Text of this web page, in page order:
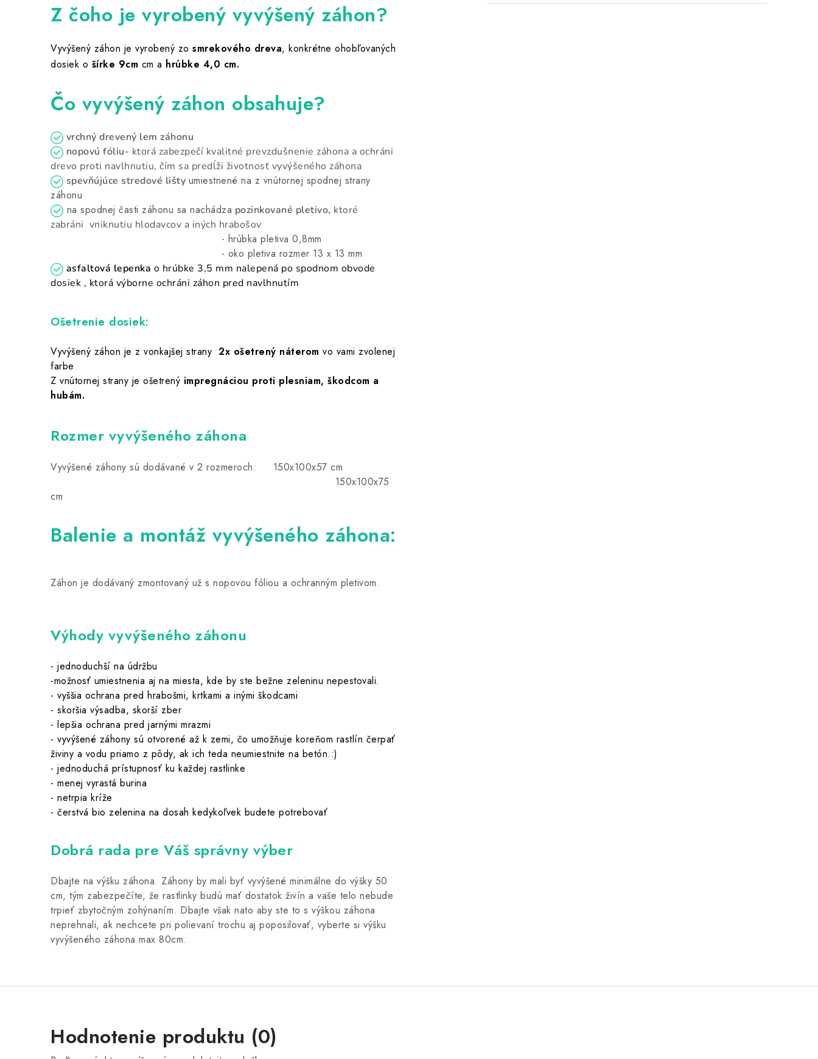
Z čoho je vyrobený vyvýšený záhon?
Vyvýšený záhon je vyrobený zo smrekového dreva, konkrétne ohobľovaných
dosiek o šírke 9cm cm a hrúbke 4,0 cm.
Čo vyvýšený záhon obsahuje?
vrchný drevený lem záhonu
nopovú fóliu- ktorá zabezpečí kvalitné prevzdušnenie záhona a ochráni
drevo proti navlhnutiu, čím sa predĺži životnosť vyvýšeného záhona
spevňújúce stredové lišty umiestnené na z vnútornej spodnej strany
záhonu
na spodnej časti záhonu sa nachádza pozinkované pletivo, ktoré
zabráni vniknutiu hlodavcov a iných hrabošov
- hrúbka pletiva 0,8mm
- oko pletiva rozmer 13 x 13 mm
asfaltová lepenka o hrúbke 3,5 mm nalepená po spodnom obvode
dosiek , ktorá výborne ochráni záhon pred navlhnutím
Ošetrenie dosiek:
Vyvýšený záhon je z vonkajšej strany 2x ošetrený náterom vo vami zvolenej
farbe
Z vnútornej strany je ošetrený impregnáciou proti plesniam, škodcom a
hubám.
Rozmer vyvýšeného záhona
Vyvýšené záhony sú dodávané v 2 rozmeroch: 150x100x57 cm
150x100x75
cm
Balenie a montáž vyvýšeného záhona:
Záhon je dodávaný zmontovaný už s nopovou fóliou a ochranným pletivom.
Výhody vyvýšeného záhonu
- jednoduchší na údržbu
-možnosť umiestnenia aj na miesta, kde by ste bežne zeleninu nepestovali.
- vyššia ochrana pred hrabošmi, krtkami a inými škodcami
- skoršia výsadba, skorší zber
- lepšia ochrana pred jarnými mrazmi
- vyvýšené záhony sú otvorené až k zemi, čo umožňuje koreňom rastlín čerpať
živiny a vodu priamo z pôdy, ak ich teda neumiestnite na betón.:)
- jednoduchá prístupnosť ku každej rastlinke
- menej vyrastá burina
- netrpia kríže
- čerstvá bio zelenina na dosah kedykoľvek budete potrebovať
Dobrá rada pre Váš správny výber
Dbajte na výšku záhona. Záhony by mali byť vyvýšené minimálne do výšky 50
cm, tým zabezpečíte, že rastlinky budú mať dostatok živín a vaše telo nebude
trpieť zbytočným zohýnaním. Dbajte však nato aby ste to s výškou záhona
neprehnali, ak nechcete pri polievaní trochu aj poposilovať, vyberte si výšku
vyvýšeného záhona max 80cm.
Hodnotenie produktu (0)